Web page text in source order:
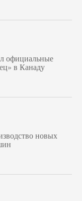
официальные
в Канаду
новых